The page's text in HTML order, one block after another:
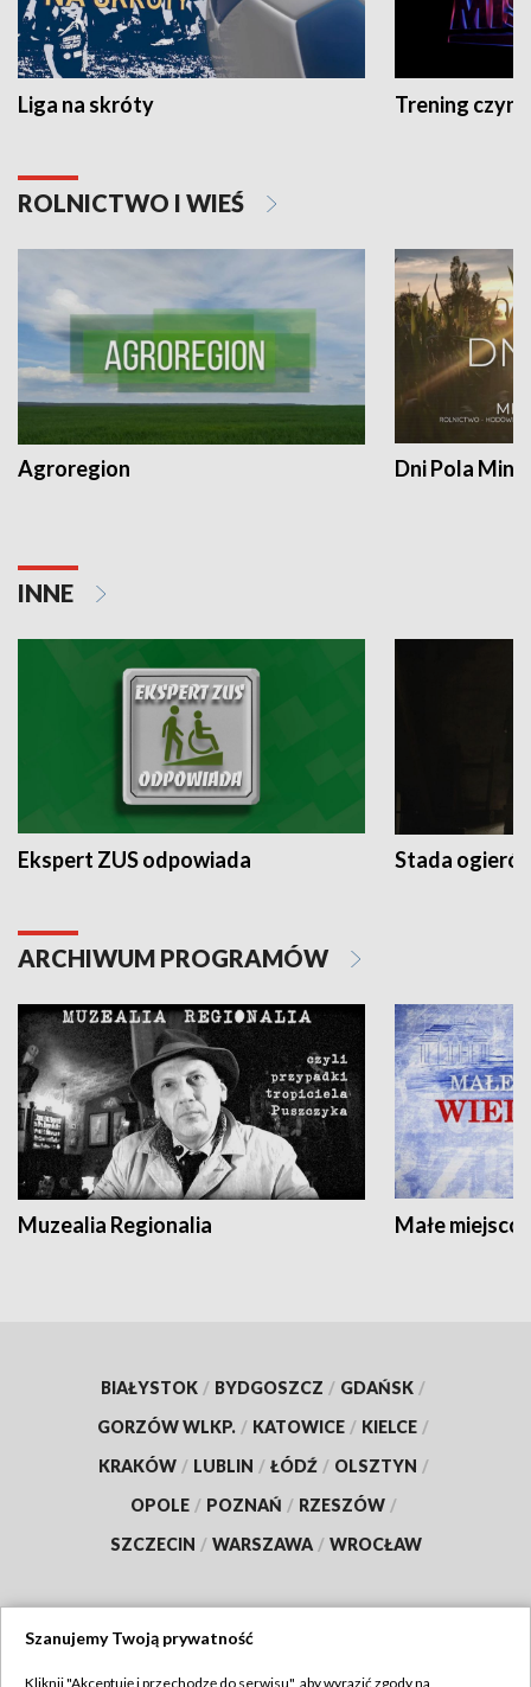
Liga na skróty Trening czyni
ROLNICTWO I WIEŚ
Agroregion Dni Pola
INNE
Ekspert ZUS odpowiada Stada
ARCHIWUM PROGRAMÓW
Muzealia Regionalia Małe
BIAŁYSTOK / BYDGOSZCZ / GDAŃSK /
GORZÓW WLKP. / KATOWICE / KIELCE /
KRAKÓW / LUBLIN / ŁÓDŹ / OLSZTYN /
OPOLE / POZNAŃ / RZESZÓW /
SZCZECIN / WARSZAWA / WROCŁAW
Szanujemy Twoją prywatność
Kliknij "Akceptuję i przechodzę do serwisu", aby wyrazić zgody na